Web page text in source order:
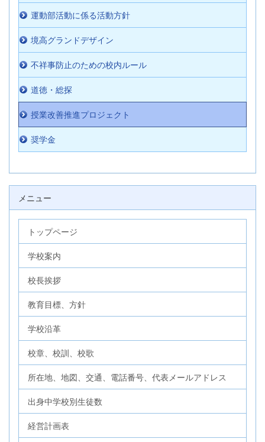
運動部活動に係る活動方針
境高グランドデザイン
不祥事防止のための校内ルール
道徳・総探
授業改善推進プロジェクト
奨学金
メニュー
トップページ
学校案内
校長挨拶
教育目標、方針
学校沿革
校章、校訓、校歌
所在地、地図、交通、電話番号、代表メールアドレス
出身中学校別生徒数
経営計画表